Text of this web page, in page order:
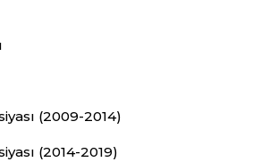
(2009-2014)
(2014-2019)